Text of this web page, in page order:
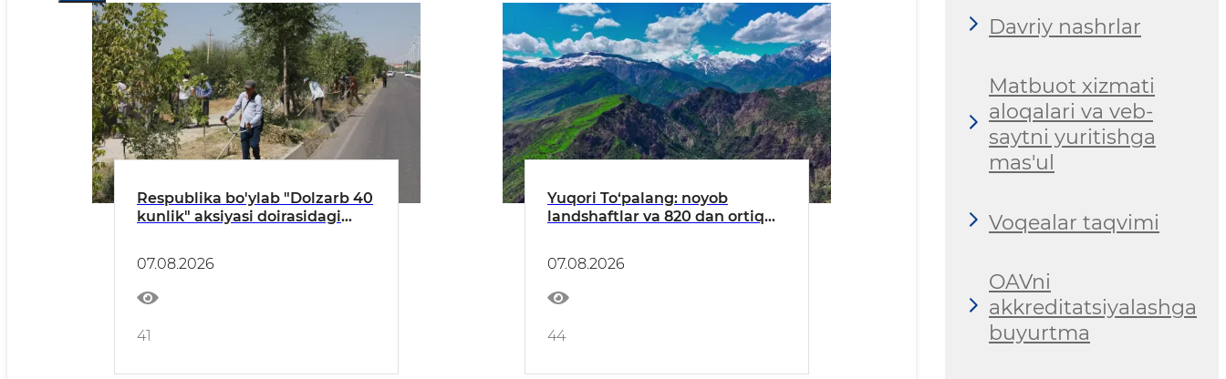
Respublika bo'ylab "Dolzarb 40
kunlik" aksiyasi doirasidagi
07.08.2026
41
Yuqori To‘palang: noyob
landshaftlar va 820 dan ortiq
07.08.2026
44
Davriy nashrlar
Matbuot xizmati
aloqalari va veb-
saytni yuritishga
mas'ul
Voqealar taqvimi
OAVni
akkreditatsiyalashga
buyurtma